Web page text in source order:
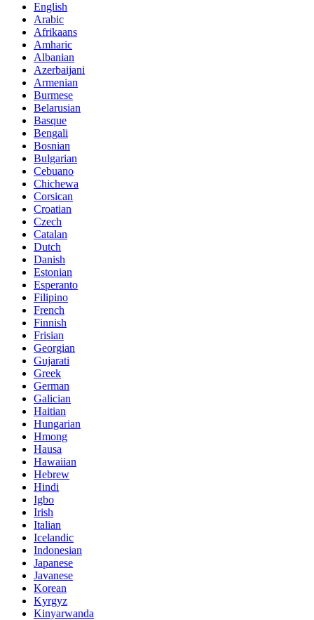
English
Arabic
Afrikaans
Amharic
Albanian
Azerbaijani
Armenian
Burmese
Belarusian
Basque
Bengali
Bosnian
Bulgarian
Cebuano
Chichewa
Corsican
Croatian
Czech
Catalan
Dutch
Danish
Estonian
Esperanto
Filipino
French
Finnish
Frisian
Georgian
Gujarati
Greek
German
Galician
Haitian
Hungarian
Hmong
Hausa
Hawaiian
Hebrew
Hindi
Igbo
Irish
Italian
Icelandic
Indonesian
Japanese
Javanese
Korean
Kyrgyz
Kinyarwanda